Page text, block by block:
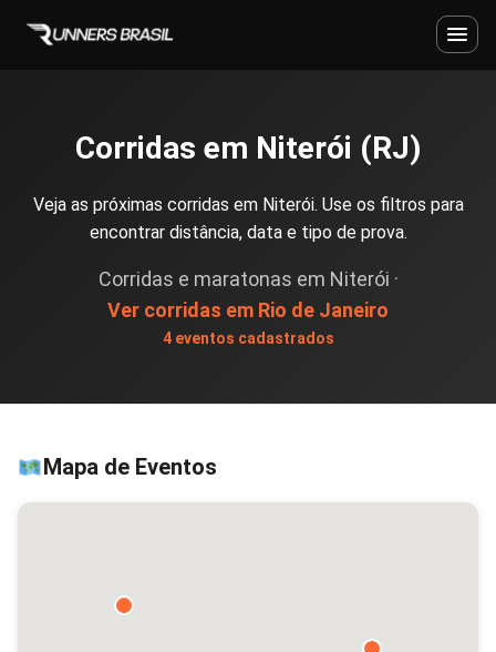
Corridas em Niterói (RJ)
Veja as próximas corridas em Niterói. Use os filtros para
encontrar distância, data e tipo de prova.
Corridas e maratonas em Niterói ·
Ver corridas em Rio de Janeiro
4 eventos cadastrados
Mapa de Eventos